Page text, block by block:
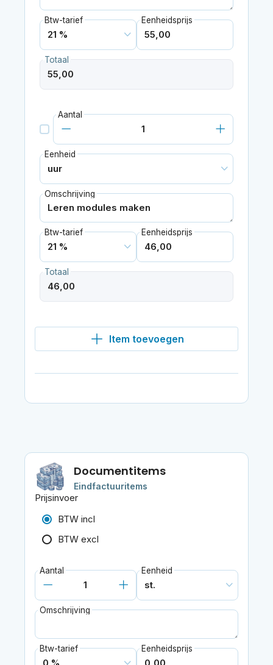
Btw-tarief Eenheidsprijs
Totaal
Aantal
Eenheid
Omschrijving
Btw-tarief Eenheidsprijs
Totaal
Item toevoegen
Documentitems
Eindfactuuritems
Prijsinvoer
BTW incl
BTW excl
Aantal Eenheid
Omschrijving
Btw-tarief Eenheidsprijs